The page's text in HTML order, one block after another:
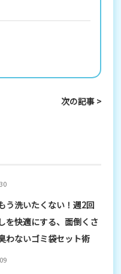
次の記事 >
う洗いたくない！週2回
を快適にする、面倒くさ
わないゴミ袋セット術